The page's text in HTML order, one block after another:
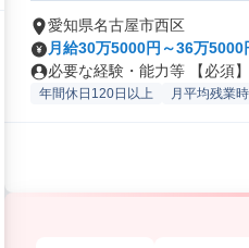
愛知県名古屋市西区
月給30万5000円～36万5000
必要な経験・能力等 【必須
年間休日120日以上 月平均残業